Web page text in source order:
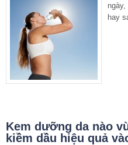
hay
Kem dưỡng da nào
kiềm dầu hiệu quả